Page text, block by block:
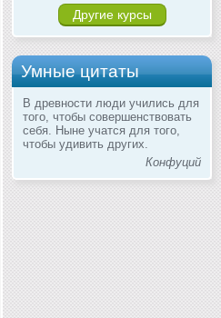
Другие курсы
Умные цитаты
В древности люди учились для
того, чтобы совершенствовать
себя. Ныне учатся для того,
чтобы удивить других.
Конфуций